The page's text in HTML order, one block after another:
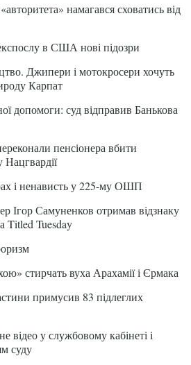
намагався сховатись від
в США нові підозри
Джипери і мотокросери хочуть
Карпат
допомоги: суд відправив Банькова
пенсіонера вбити
і ненависть у 225-му ОШП
Ігор Самуненков отримав відзнаку
Titled Tuesday
стирчать вуха Арахамії і Єрмака
примусив 83 підлеглих
відео у службовому кабінеті і
суду